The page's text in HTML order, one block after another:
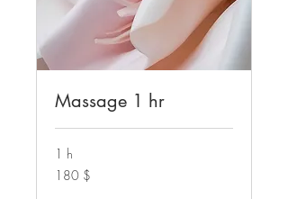
Massage 1 hr
1 h
180 dollars
canadiens
180 $